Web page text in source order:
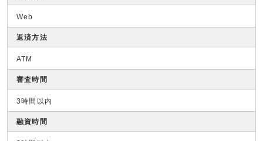
Web
返済方法
ATM
審査時間
3時間以内
融資時間